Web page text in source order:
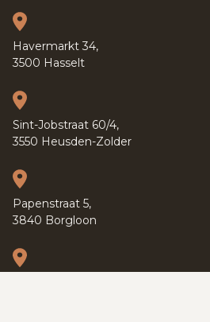
Havermarkt 34,
3500 Hasselt
Sint-Jobstraat 60/4,
3550 Heusden-Zolder
Papenstraat 5,
3840 Borgloon